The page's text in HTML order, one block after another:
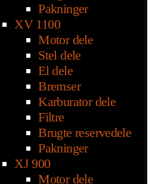
Pakninger
XV 1100
Motor dele
Stel dele
El dele
Bremser
Karburator dele
Filtre
Brugte reservedele
Pakninger
XJ 900
Motor dele